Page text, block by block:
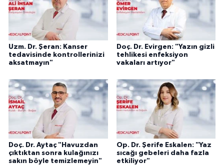
Uzm. Dr. Şeran: Kanser
tedavisinde kontrollerinizi
aksatmayın"
Doç. Dr. Evirgen: "Yazın gizli
tehlikesi enfeksiyon
vakaları artıyor"
Doç. Dr. Aytaç "Havuzdan
çıktıktan sonra kulağınızı
sakın böyle temizlemeyin"
Op. Dr. Şerife Eskalen: "Yaz
sıcağı gebeleri daha fazla
etkiliyor"